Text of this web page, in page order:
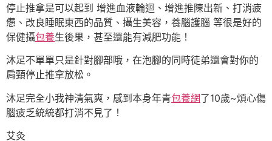
停止推拿是可以起到 增進血液輪迴、增進推陳出新、打消疲
憊、改良睡眠東西的品質、攝生美容，養腦護腦 等很是好的
保健攝包養生後果，甚至還能有減肥功能！
沐足不單單只是針對腳部哦，在泡腳的同時徒弟還會對你的
肩頸停止推拿放松。
沐足完全小我神清氣爽，感到本身年青包養網了10歲~煩心傷
腦疲乏統統都打消不見了！
艾灸